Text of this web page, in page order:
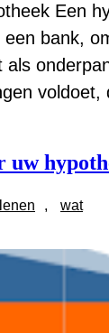
Een
bank,
uw
lenen , wat